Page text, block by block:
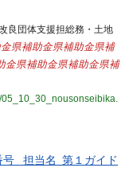
良団体支援担総務・土地
県補助金県補助金県補
金県補助金県補助金県補
05_10_30_nousonseibika.
号 担当名 第１ガイド